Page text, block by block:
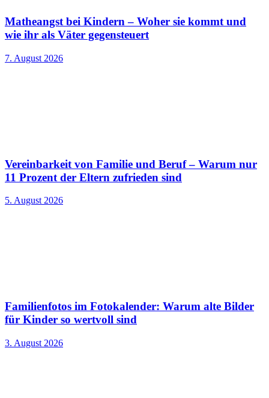
Matheangst bei Kindern – Woher sie kommt und
wie ihr als Väter gegensteuert
7. August 2026
Vereinbarkeit von Familie und Beruf – Warum nur
11 Prozent der Eltern zufrieden sind
5. August 2026
Familienfotos im Fotokalender: Warum alte Bilder
für Kinder so wertvoll sind
3. August 2026